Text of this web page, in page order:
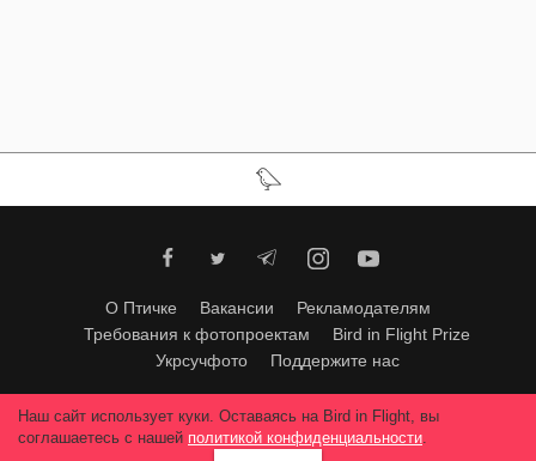
О Птичке Вакансии
Рекламодателям
Требования к фотопроектам
Bird in Flight Prize
Укрсучфото
Поддержите нас
Любое использование материалов допускается только с согласия
редакции.© 2026, Bird In Flight.
Наш сайт использует куки. Оставаясь на Bird in Flight, вы
соглашаетесь с нашей политикой конфиденциальности.